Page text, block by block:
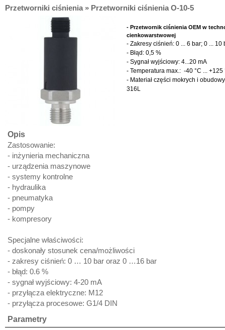
Przetworniki ciśnienia » Przetworniki ciśnienia O-10-5
- Przetwornik ciśnienia OEM w
cienkowarstwowej
- Zakresy ciśnień: 0 ... 6 bar; 0 ... 10
- Błąd: 0,5 %
- Sygnał wyjściowy: 4...20 mA
- Temperatura max.: -40 °C ... +125
- Materiał części mokrych i
316L
Opis
Zastosowanie:
- inżynieria mechaniczna
- urządzenia maszynowe
- systemy kontrolne
- hydraulika
- pneumatyka
- pompy
- kompresory
Specjalne właściwości:
- doskonały stosunek cena/możliwości
- zakresy ciśnień: 0 … 10 bar oraz 0 …16 bar
- błąd: 0.6 %
- sygnał wyjściowy: 4-20 mA
- przyłącza elektryczne: M12
- przyłącza procesowe: G1/4 DIN
Parametry